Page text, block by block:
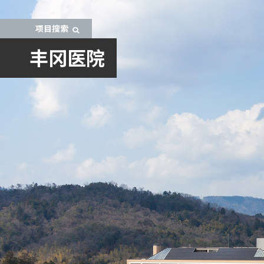
项目搜索
丰冈医院